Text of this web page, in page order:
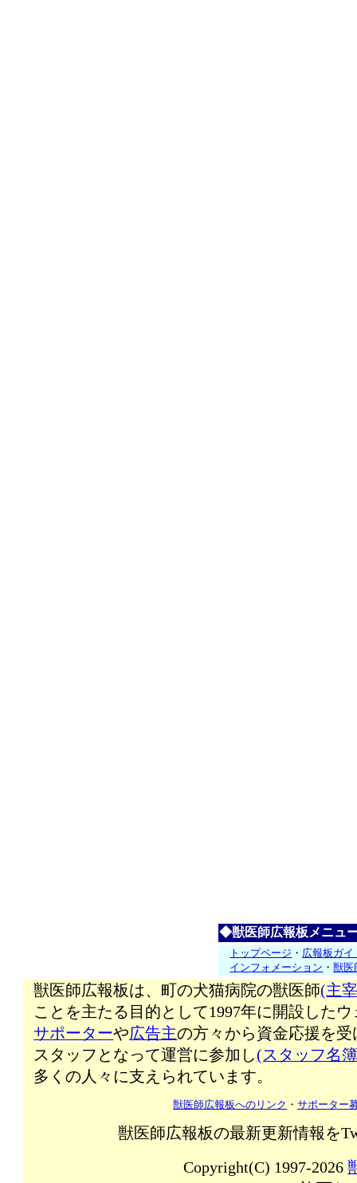
◆獣医師広報板メニュ
トップページ ・ 広報板ガイ
インフォメーション ・獣医
獣医師広報板は、町の犬猫病院の獣医師(主
ことを主たる目的として1997年に開設した
サポーターや広告主の方々から資金応援を受
スタッフとなって運営に参加し(スタッフ名
多くの人々に支えられています。
獣医師広報板へのリンク ・サポーター
獣医師広報板の最新更新情報を
Copyright(C) 1997-2026